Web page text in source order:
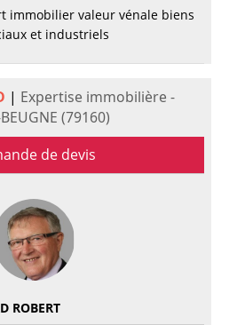
immobilier valeur vénale biens
et industriels
| Expertise immobilière -
(79160)
de devis
ROBERT